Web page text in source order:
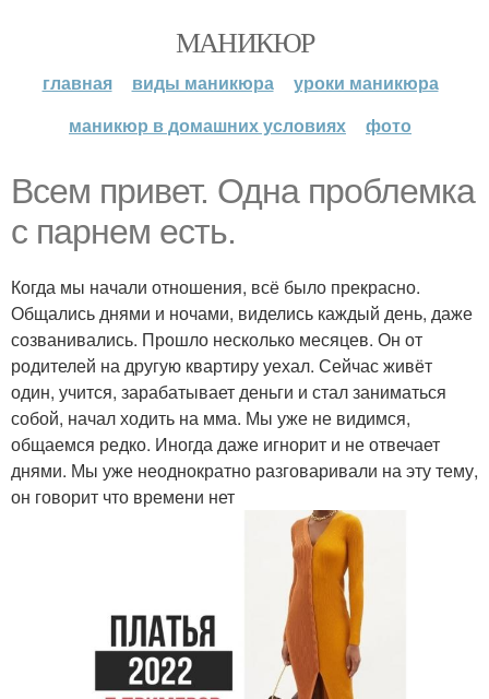
МАНИКЮР
главная виды маникюра
уроки маникюра
маникюр в домашних условиях
фото
Всем привет. Одна проблемка
с парнем есть.
Когда мы начали отношения, всё было прекрасно.
Общались днями и ночами, виделись каждый день, даже
созванивались. Прошло несколько месяцев. Он от
родителей на другую квартиру уехал. Сейчас живёт
один, учится, зарабатывает деньги и стал заниматься
собой, начал ходить на мма. Мы уже не видимся,
общаемся редко. Иногда даже игнорит и не отвечает
днями. Мы уже неоднократно разговаривали на эту тему,
он говорит что времени нет